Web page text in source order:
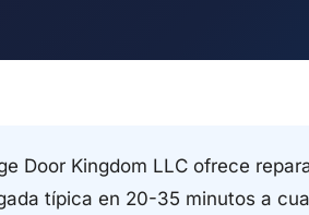
Door Kingdom LLC ofrece
típica en 20-35 minutos a